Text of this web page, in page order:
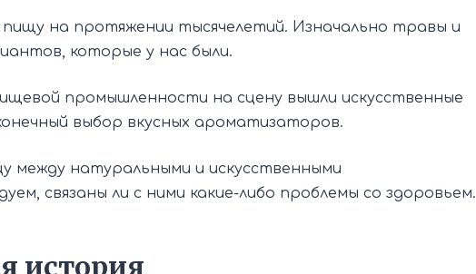
на протяжении тысячелетий. Изначально травы и
которые у нас были.
промышленности на сцену вышли искусственные
выбор вкусных ароматизаторов.
между натуральными и искусственными
связаны ли с ними какие-либо проблемы со здоровьем.
история